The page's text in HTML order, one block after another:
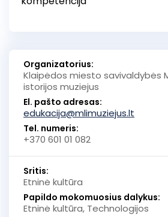
Organizatorius:
Klaipėdos miesto savivaldybės
istorijos muziejus
El. pašto adresas:
edukacija@mlimuziejus.lt
Tel. numeris:
+370 601 01 082
Sritis:
Etninė kultūra
Papildo mokomuosius dalykus:
Etninė kultūra, Technologijos